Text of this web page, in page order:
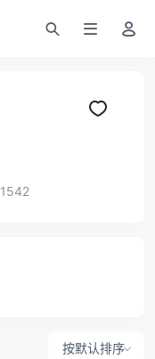
1542
按默认排序